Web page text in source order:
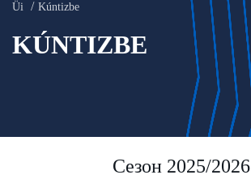
Üi Kúntizbe
KÚNTIZBE
Сезон 2025/2026